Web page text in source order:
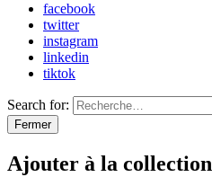
facebook
twitter
instagram
linkedin
tiktok
Search for:
Fermer
Ajouter à la collection